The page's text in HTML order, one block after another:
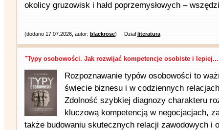
okolicy gruzowisk i hałd poprzemysłowych –
(dodano 17.07.2026, autor: blackrose) Działliteratura
"Typy osobowości. Jak rozwijać kompetencje osobiste i lepiej...
Rozpoznawanie typów osobowości to
świecie biznesu i w codziennych
Zdolność szybkiej diagnozy charakteru
kluczową kompetencją w negocjacjach,
także budowaniu skutecznych relacji zawodowych i